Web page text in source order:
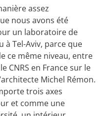
assez
nous avons été
un laboratoire de
à Tel-Aviv, parce que
ce même niveau, entre
CNRS en France sur le
Michel Rémon.
trois axes
et comme une